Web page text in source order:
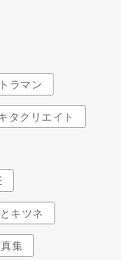
ラマン
タクリエイト
キツネ
集